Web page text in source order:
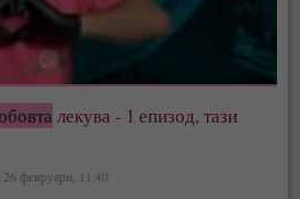
лекува - 1 епизод, тази
февруари, 11:40